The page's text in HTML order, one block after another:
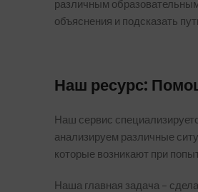
различным
объяснения и подсказать
Наш ресурс:
Наш сервис
анализируем различные
которые возникают при
Наша главная задача –